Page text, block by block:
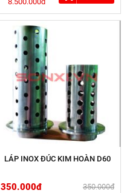
LÁP INOX ĐÚC KIM HOÀN D60
350.000đ
350.000đ